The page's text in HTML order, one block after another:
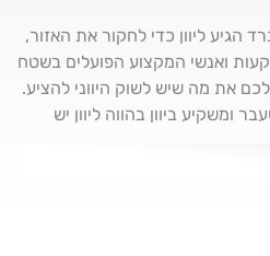
הגיע ליוון כדי לחקור את האזור,
ואנשי המקצוע הפועלים בשטח
את מה שיש לשוק היווני להציע.
ומשקיע ביוון בהווה ליוון יש
הבאים יעלה פרק על יוון